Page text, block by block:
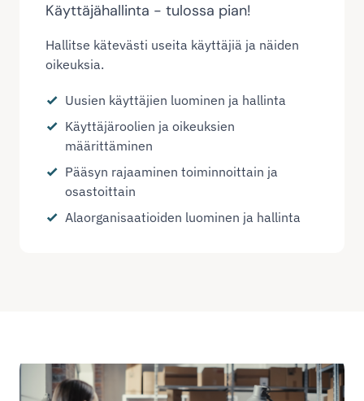
Käyttäjähallinta - tulossa pian!
Hallitse kätevästi useita käyttäjiä ja näiden
oikeuksia.
Uusien käyttäjien luominen ja hallinta
Käyttäjäroolien ja oikeuksien
määrittäminen
Pääsyn rajaaminen toiminnoittain ja
osastoittain
Alaorganisaatioiden luominen ja hallinta